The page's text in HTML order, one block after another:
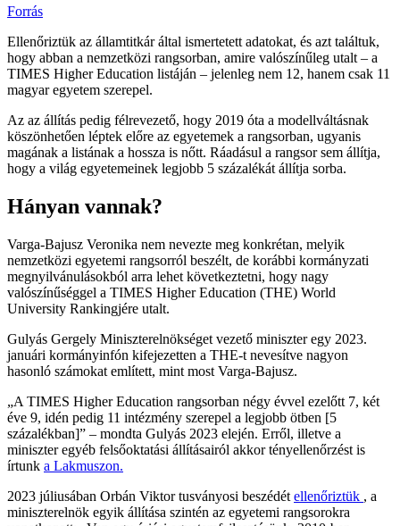
Forrás
Ellenőriztük az államtitkár által ismertetett adatokat, és azt találtuk,
hogy abban a nemzetközi rangsorban, amire valószínűleg utalt – a
TIMES Higher Education listáján – jelenleg nem 12, hanem csak 11
magyar egyetem szerepel.
Az az állítás pedig félrevezető, hogy 2019 óta a modellváltásnak
köszönhetően léptek előre az egyetemek a rangsorban, ugyanis
magának a listának a hossza is nőtt. Ráadásul a rangsor sem állítja,
hogy a világ egyetemeinek legjobb 5 százalékát állítja sorba.
Hányan vannak?
Varga-Bajusz Veronika nem nevezte meg konkrétan, melyik
nemzetközi egyetemi rangsorról beszélt, de korábbi kormányzati
megnyilvánulásokból arra lehet következtetni, hogy nagy
valószínűséggel a TIMES Higher Education (THE) World
University Rankingjére utalt.
Gulyás Gergely Miniszterelnökséget vezető miniszter egy 2023.
januári kormányinfón kifejezetten a THE-t nevesítve nagyon
hasonló számokat említett, mint most Varga-Bajusz.
„A TIMES Higher Education rangsorban négy évvel ezelőtt 7, két
éve 9, idén pedig 11 intézmény szerepel a legjobb ötben [5
százalékban]” – mondta Gulyás 2023 elején. Erről, illetve a
miniszter egyéb felsőoktatási állításairól akkor tényellenőrzést is
írtunk a Lakmuszon.
2023 júliusában Orbán Viktor tusványosi beszédét ellenőriztük , a
miniszterelnök egyik állítása szintén az egyetemi rangsorokra